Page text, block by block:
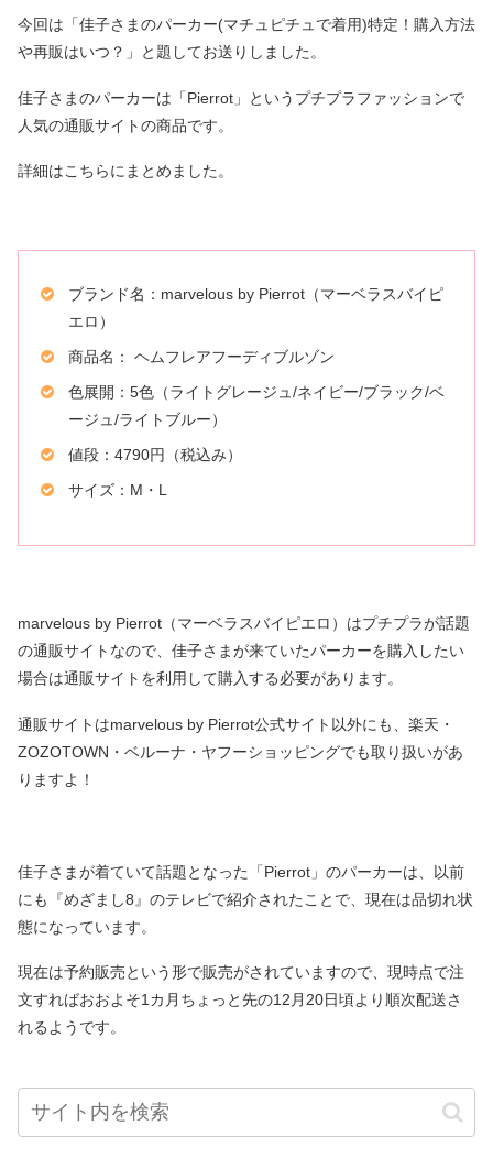
今回は「佳子さまのパーカー(マチュピチュで着用)特定！購入方法
や再販はいつ？」と題してお送りしました。
佳子さまのパーカーは「Pierrot」というプチプラファッションで
人気の通販サイトの商品です。
詳細はこちらにまとめました。
ブランド名：marvelous by Pierrot（マーベラスバイピ
エロ）
商品名： ヘムフレアフーディブルゾン
色展開：5色（ライトグレージュ/ネイビー/ブラック/ベ
ージュ/ライトブルー）
値段：4790円（税込み）
サイズ：M・L
marvelous by Pierrot（マーベラスバイピエロ）はプチプラが話題
の通販サイトなので、佳子さまが来ていたパーカーを購入したい
場合は通販サイトを利用して購入する必要があります。
通販サイトはmarvelous by Pierrot公式サイト以外にも、楽天・
ZOZOTOWN・ベルーナ・ヤフーショッピングでも取り扱いがあ
りますよ！
佳子さまが着ていて話題となった「Pierrot」のパーカーは、以前
にも『めざまし8』のテレビで紹介されたことで、現在は品切れ状
態になっています。
現在は予約販売という形で販売がされていますので、現時点で注
文すればおおよそ1カ月ちょっと先の12月20日頃より順次配送さ
れるようです。